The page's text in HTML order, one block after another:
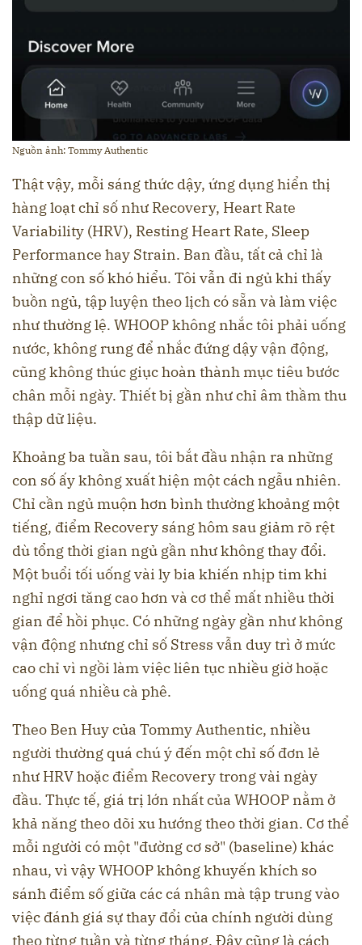
Nguồn ảnh: Tommy Authentic
Thật vậy, mỗi sáng thức dậy, ứng dụng hiển thị
hàng loạt chỉ số như Recovery, Heart Rate
Variability (HRV), Resting Heart Rate, Sleep
Performance hay Strain. Ban đầu, tất cả chỉ là
những con số khó hiểu. Tôi vẫn đi ngủ khi thấy
buồn ngủ, tập luyện theo lịch có sẵn và làm việc
như thường lệ. WHOOP không nhắc tôi phải uống
nước, không rung để nhắc đứng dậy vận động,
cũng không thúc giục hoàn thành mục tiêu bước
chân mỗi ngày. Thiết bị gần như chỉ âm thầm thu
thập dữ liệu.
Khoảng ba tuần sau, tôi bắt đầu nhận ra những
con số ấy không xuất hiện một cách ngẫu nhiên.
Chỉ cần ngủ muộn hơn bình thường khoảng một
tiếng, điểm Recovery sáng hôm sau giảm rõ rệt
dù tổng thời gian ngủ gần như không thay đổi.
Một buổi tối uống vài ly bia khiến nhịp tim khi
nghỉ ngơi tăng cao hơn và cơ thể mất nhiều thời
gian để hồi phục. Có những ngày gần như không
vận động nhưng chỉ số Stress vẫn duy trì ở mức
cao chỉ vì ngồi làm việc liên tục nhiều giờ hoặc
uống quá nhiều cà phê.
Theo Ben Huy của Tommy Authentic, nhiều
người thường quá chú ý đến một chỉ số đơn lẻ
như HRV hoặc điểm Recovery trong vài ngày
đầu. Thực tế, giá trị lớn nhất của WHOOP nằm ở
khả năng theo dõi xu hướng theo thời gian. Cơ thể
mỗi người có một "đường cơ sở" (baseline) khác
nhau, vì vậy WHOOP không khuyến khích so
sánh điểm số giữa các cá nhân mà tập trung vào
việc đánh giá sự thay đổi của chính người dùng
theo từng tuần và từng tháng. Đây cũng là cách